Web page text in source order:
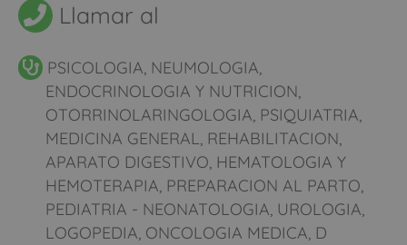
Llamar al
PSICOLOGIA, NEUMOLOGIA,
ENDOCRINOLOGIA Y NUTRICION,
OTORRINOLARINGOLOGIA, PSIQUIATRIA,
MEDICINA GENERAL, REHABILITACION,
APARATO DIGESTIVO, HEMATOLOGIA Y
HEMOTERAPIA, PREPARACION AL PARTO,
PEDIATRIA - NEONATOLOGIA, UROLOGIA,
LOGOPEDIA, ONCOLOGIA MEDICA, D